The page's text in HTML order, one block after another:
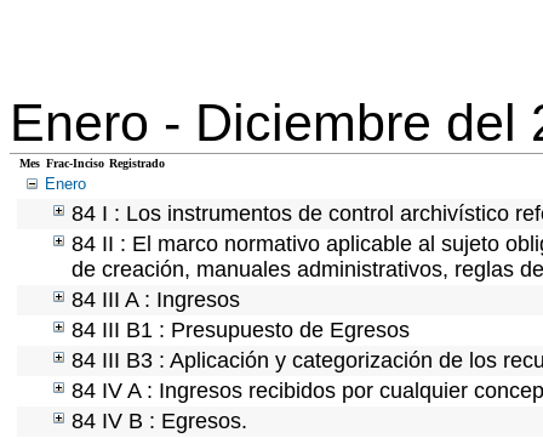
Enero - Diciembre del
Mes Frac-Inciso Registrado
Enero
84 I : Los instrumentos de control archivístico
84 II : El marco normativo aplicable al sujeto
de creación, manuales administrativos, reglas
84 III A : Ingresos
84 III B1 : Presupuesto de Egresos
84 III B3 : Aplicación y categorización de los
84 IV A : Ingresos recibidos por cualquier
84 IV B : Egresos.